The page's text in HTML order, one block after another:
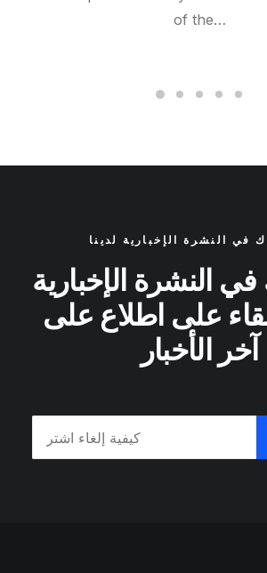
of the…
في النشرة الإخبارية لدينا
في النشرة الإخبارية
على اطلاع على
آخر الأخبار